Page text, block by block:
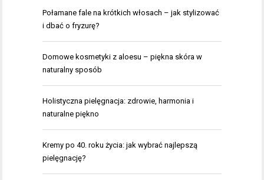
Połamane fale na krótkich włosach – jak stylizować
i dbać o fryzurę?
Domowe kosmetyki z aloesu – piękna skóra w
naturalny sposób
Holistyczna pielęgnacja: zdrowie, harmonia i
naturalne piękno
Kremy po 40. roku życia: jak wybrać najlepszą
pielęgnację?